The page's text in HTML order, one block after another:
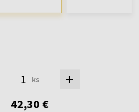
ks +
42,30 €